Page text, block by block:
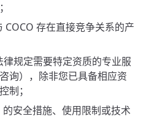
COCO 存在直接竞争关系的产
规定需要特定资质的专业服
询），除非您已具备相应资
制；
安全措施、使用限制或技术